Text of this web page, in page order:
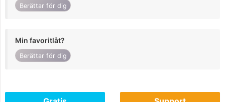
Berättar för dig
Min favoritlåt?
Berättar för dig